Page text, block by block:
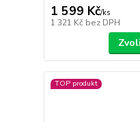
1 599 Kč/ks
1 321 Kč bez DPH
TOP produkt